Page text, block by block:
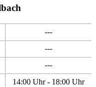
---
---
---
14:00 Uhr - 18:00 Uhr